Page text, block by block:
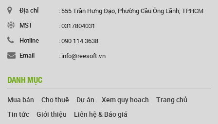
Địa chỉ
: 555 Trần Hưng Đạo, Phường Cầu Ông Lãnh, TP.HCM
MST
: 0317804031
Hotline
: 090 114 3638
Email
: info@reesoft.vn
DANH MỤC
Mua bán Cho thuê Dự án Xem quy hoạch
Trang chủ
Tin tức
Giới thiệu Liên hệ & Báo giá